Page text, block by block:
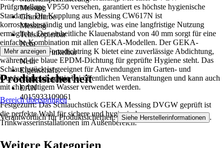
Messing
Grundfarbe
Messing
Teleskopierbar
Nein
Kopf abwinkelbar
Nein
Eigenschaft
Nicht verstellbar
EAN
4015933109061
Prüfgrundlage VP550 versehen, garantiert es höchste hygienische
Standards. Die Kupplung aus Messing CW617N ist
korrosionsbeständig und langlebig, was eine langfristige Nutzung
ermöglicht. Der einheitliche Klauenabstand von 40 mm sorgt für eine
einfache Kombination mit allen GEKA-Modellen. Der GEKA-
Hochleistungs-Formdichtring K bietet eine zuverlässige Abdichtung,
während die blaue EPDM-Dichtung für geprüfte Hygiene steht. Das
Schlauchstück ist geeignet für Anwendungen im Garten- und
Outdoorbereich sowie bei öffentlichen Veranstaltungen und kann auch
mit chlorhaltigem Wasser verwendet werden.
Festgezurrt: Das Schlauchstück GEKA Messing DVGW geprüft ist
die perfekte Wahl für sichere und hygienische
Trinkwasserinstallationen im Außenbereich.
Mehr anzeigen
Produktsicherheit
Bereich überspringen
Verantwortlich für Produktsicherheit: Siehe Herstellerinformationen .
Weitere Kategorien